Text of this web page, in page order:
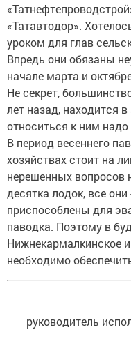
«Татавтодор».
уроком для глав
Впредь они обязаны
начале марта и
Не секрет,
лет назад, находится
относиться к ним надо
В период весеннего
хозяйствах стоит на
нерешенных вопросов
десятка лодок, все
приспособлены для
паводка. Поэтому в
Нижнекармалкинское
необходимо
руководитель